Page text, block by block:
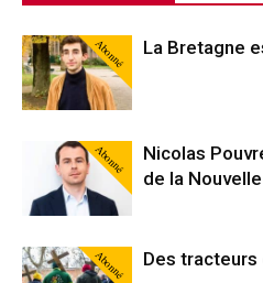
Abonné La Bretagne
Abonné
Nicolas
de la
Abonné Des